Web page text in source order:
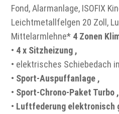
Fond, Alarmanlage, ISOFIX
Leichtmetallfelgen 20 Zoll,
Mittelarmlehne* 4 Zonen
• 4 x Sitzheizung ,
• elektrisches Schiebedach
• Sport-Auspuffanlage ,
• Sport-Chrono-Paket Turbo ,
• Luftfederung elektronisch